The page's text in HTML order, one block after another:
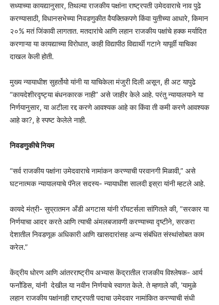
सध्याच्या कायद्यानुसार, तिथल्या राजकीय पक्षांना राष्ट्रपती उमेदवाराचे नाव पुढे
करण्यासाठी, विधानसभेच्या निवडणुकीत वैयक्तिकपणे किंवा युतीच्या आधारे, किमान
२०% मतं जिंकावी लागतात. मतदारांचे आणि लहान राजकीय पक्षांचे हक्क मर्यादित
करणाऱ्या या कायद्याच्या विरोधात, काही विद्यापीठ विद्यार्थी गटाने यापूर्वी याचिका
दाखल केली होती.
मुख्य न्यायाधीश सुहर्तोयो यांनी या याचिकेला मंजुरी दिली असून, ही अट यापुढे
“कायदेशीरदृष्ट्या बंधनकारक नाही” असे जाहीर केले आहे. परंतु न्यायालयाने या
निर्णयानुसार, या अटीला रद्द करणे आवश्यक आहे का किंवा ती कमी करणे आवश्यक
आहे का?, हे स्पष्ट केलेले नाही.
निवडणुकीचे नियम
“सर्व राजकीय पक्षांना उमेदवाराचे नामांकन करण्याची परवानगी मिळावी,” असे
घटनात्मक न्यायालयाचे पॅनेल सदस्य- न्यायाधीश सालदी इस्रा यांनी म्हटले आहे.
कायदे मंत्री- सुप्रातमन अँडी अगटास यांनी रॉयटर्सला सांगितले की, ”सरकार या
निर्णयाचा आदर करते आणि त्याची अंमलबजावणी करण्याच्या दृष्टीने, सरकरा
देशातील निवडणूक अधिकारी आणि खासदारांसह अन्य संबंधित संस्थांसोबत काम
करेल.”
केंद्रीय धोरण आणि आंतरराष्ट्रीय अभ्यास केंद्रातील राजकीय विश्लेषक- आर्य
फर्नांडिस, यांनी देखील या नवीन निर्णयाचे स्वागत केले. ते म्हणाले की, ‘यामुळे
लहान राजकीय पक्षांनाही राष्ट्रपती पदाचा उमेदवार नामांकित करण्याची संधी